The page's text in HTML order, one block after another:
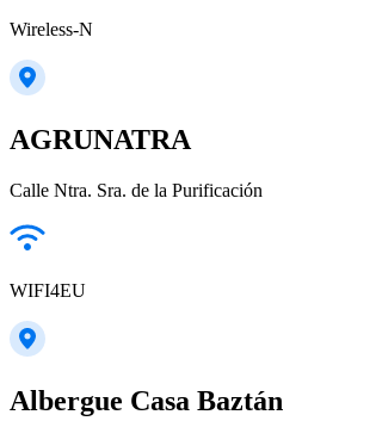
Wireless-N
AGRUNATRA
Calle Ntra. Sra. de la Purificación
WIFI4EU
Albergue Casa Baztán